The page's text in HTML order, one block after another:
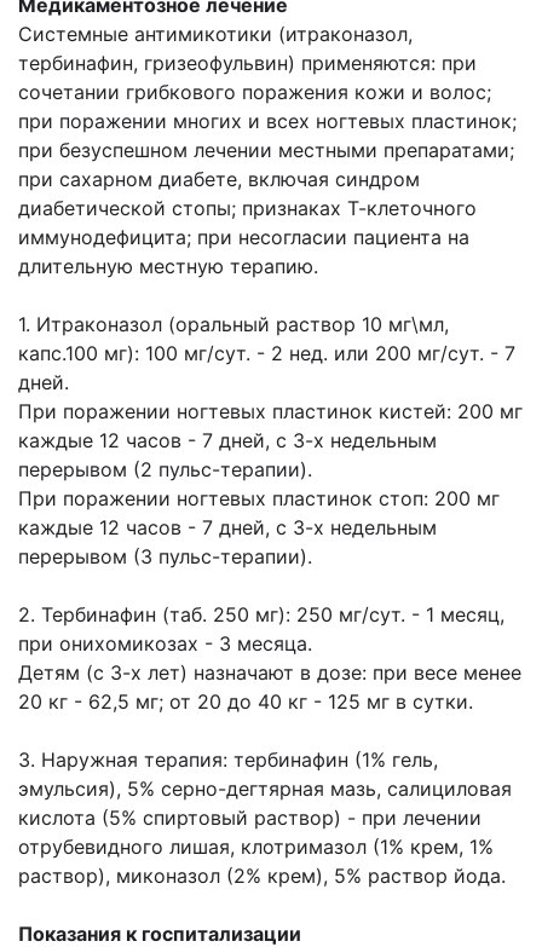
Медикаментозное лечение
Системные антимикотики (итраконазол,
тербинафин, гризеофульвин) применяются: при
сочетании грибкового поражения кожи и волос;
при поражении многих и всех ногтевых пластинок;
при безуспешном лечении местными препаратами;
при сахарном диабете, включая синдром
диабетической стопы; признаках Т-клеточного
иммунодефицита; при несогласии пациента на
длительную местную терапию.
1. Итраконазол (оральный раствор 10 мг\мл,
капс.100 мг): 100 мг/сут. - 2 нед. или 200 мг/сут. - 7
дней.
При поражении ногтевых пластинок кистей: 200 мг
каждые 12 часов - 7 дней, с 3-х недельным
перерывом (2 пульс-терапии).
При поражении ногтевых пластинок стоп: 200 мг
каждые 12 часов - 7 дней, с 3-х недельным
перерывом (3 пульс-терапии).
2. Тербинафин (таб. 250 мг): 250 мг/сут. - 1 месяц,
при онихомикозах - 3 месяца.
Детям (с 3-х лет) назначают в дозе: при весе менее
20 кг - 62,5 мг; от 20 до 40 кг - 125 мг в сутки.
3. Наружная терапия: тербинафин (1% гель,
эмульсия), 5% серно-дегтярная мазь, салициловая
кислота (5% спиртовый раствор) - при лечении
отрубевидного лишая, клотримазол (1% крем, 1%
раствор), миконазол (2% крем), 5% раствор йода.
Показания к госпитализации